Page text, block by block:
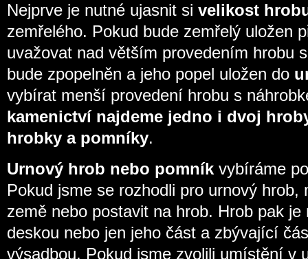
Nejprve je nutné ujasnit si velikost
zemřelého. Pokud bude zemřelý uložen
uvažovat nad větším provedením hrobu
bude zpopelněn a jeho popel uložen do
vybírat menší provedení hrobu s
kamenictví najdeme jedno i dvoj
hrobky a pomníky.
Urnový hrob nebo pomník vybíráme
Pokud jsme se rozhodli pro urnový hrob,
země nebo postavit na hrob. Hrob pak
deskou nebo jen jeho část a zbývající
výsadbou. Pokud jsme zvolili umístění v